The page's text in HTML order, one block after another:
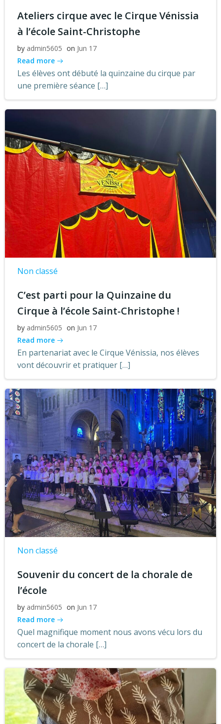
Ateliers cirque avec le Cirque Vénissia
à l’école Saint-Christophe
by admin5605 on Jun 17
Read more
Les élèves ont débuté la quinzaine du cirque par
une première séance […]
Non classé
C’est parti pour la Quinzaine du
Cirque à l’école Saint-Christophe !
by admin5605 on Jun 17
Read more
En partenariat avec le Cirque Vénissia, nos élèves
vont découvrir et pratiquer […]
Non classé
Souvenir du concert de la chorale de
l’école
by admin5605 on Jun 17
Read more
Quel magnifique moment nous avons vécu lors du
concert de la chorale […]